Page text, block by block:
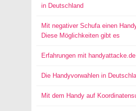
in Deutschland
Mit negativer Schufa einen
Diese Möglichkeiten gibt es
Erfahrungen mit handyattacke.de
Die Handyvorwahlen in
Mit dem Handy auf